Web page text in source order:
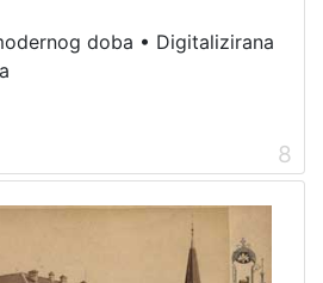
doba • Digitalizirana
8